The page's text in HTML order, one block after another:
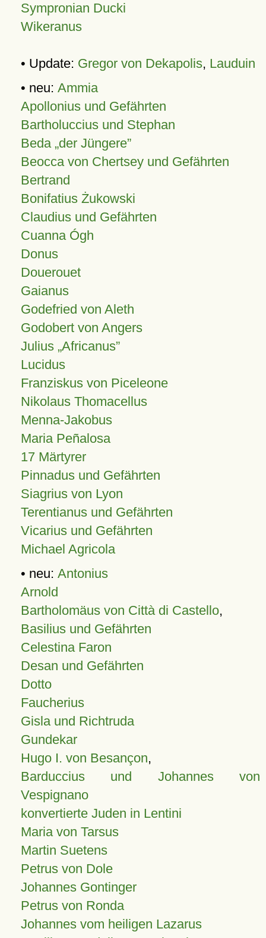
Sympronian Ducki
Wikeranus
• Update: Gregor von Dekapolis, Lauduin
• neu: Ammia
Apollonius und Gefährten
Bartholuccius und Stephan
Beda „der Jüngere”
Beocca von Chertsey und Gefährten
Bertrand
Bonifatius Żukowski
Claudius und Gefährten
Cuanna Ógh
Donus
Douerouet
Gaianus
Godefried von Aleth
Godobert von Angers
Julius Africanus
Lucidus
Franziskus von Piceleone
Nikolaus Thomacellus
Menna-Jakobus
Maria Peñalosa
17 Märtyrer
Pinnadus und Gefährten
Siagrius von Lyon
Terentianus und Gefährten
Vicarius und Gefährten
Michael Agricola
• neu: Antonius
Arnold
Bartholomäus von Città di Castello,
Basilius und Gefährten
Celestina Faron
Desan und Gefährten
Dotto
Faucherius
Gisla und Richtruda
Gundekar
Hugo I. von Besançon,
Barduccius und Johannes von
Vespignano
konvertierte Juden in Lentini
Maria von Tarsus
Martin Suetens
Petrus von Dole
Johannes Gontinger
Petrus von Ronda
Johannes vom heiligen Lazarus